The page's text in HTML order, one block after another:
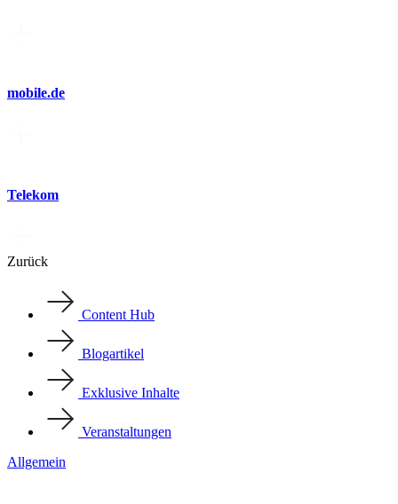
mobile.de
Telekom
Zurück
Content Hub
Blogartikel
Exklusive Inhalte
Veranstaltungen
Allgemein